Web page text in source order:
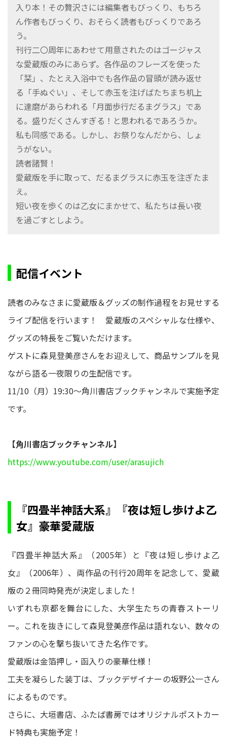
入り本！その贅沢さには編集者もびっくり、もちろ
ん作者もびっくり、おそらく読者もびっくりであろ
う。
刊行二〇周年にあわせて用意されたのはゴージャス
な愛蔵版のみにあらず。各作品のフレーズを使った
「栞」、たとえ入浴中でも各作品の冒頭が読み返せ
る「手ぬぐい」、そして赤玉を注げばたちまち机上
に達磨があらわれる「月面歩行だるまグラス」であ
る。盛りだくさんすぎる！と思われるであろうか。
私も同感である。しかし、お祭りなんだから、しょ
うがない。
読者諸賢！
愛蔵版を手に取って、だるまグラスに赤玉を注ぎたま
え。
短い夜を歩くのは乙女にまかせて、私たちは長い夜
を過ごすとしよう。
配信イベント
読者のみなさまに愛蔵版＆グッズの制作過程をお見せする
ライブ配信を行います！ 愛蔵版のスペシャルな仕様や、
グッズの特長をご覧いただけます。
ゲストに森見登美彦さんをお迎えして、商品サンプルを見
ながら語る一夜限りの生配信です。
11/10（月）19:30～角川書店ブックチャンネルで実施予定
です。
【角川書店ブックチャンネル】
https://www.youtube.com/user/arasujich
『四畳半神話大系』『夜は短し歩けよ乙
女』豪華愛蔵版
『四畳半神話大系』（2005年）と『夜は短し歩けよ乙
女』（2006年）、両作品の刊行20周年を記念して、愛蔵
版の２冊同時発売が決定しました！
いずれも京都を舞台にした、大学生たちの青春ストーリ
ー。これを抜きにして森見登美彦作品は語れない、数々の
ファンの心を撃ち抜いてきた名作です。
愛蔵版は金箔押し・函入りの豪華仕様！
工夫を凝らした装丁は、ブックデザイナーの坂野公一さん
によるものです。
さらに、大垣書店、ふたば書房ではオリジナルポストカー
ド特典も実施予定！